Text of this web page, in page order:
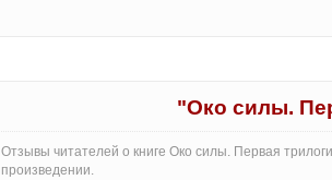
"Око силы.
Отзывы читателей о книге Око силы. Первая
произведении.